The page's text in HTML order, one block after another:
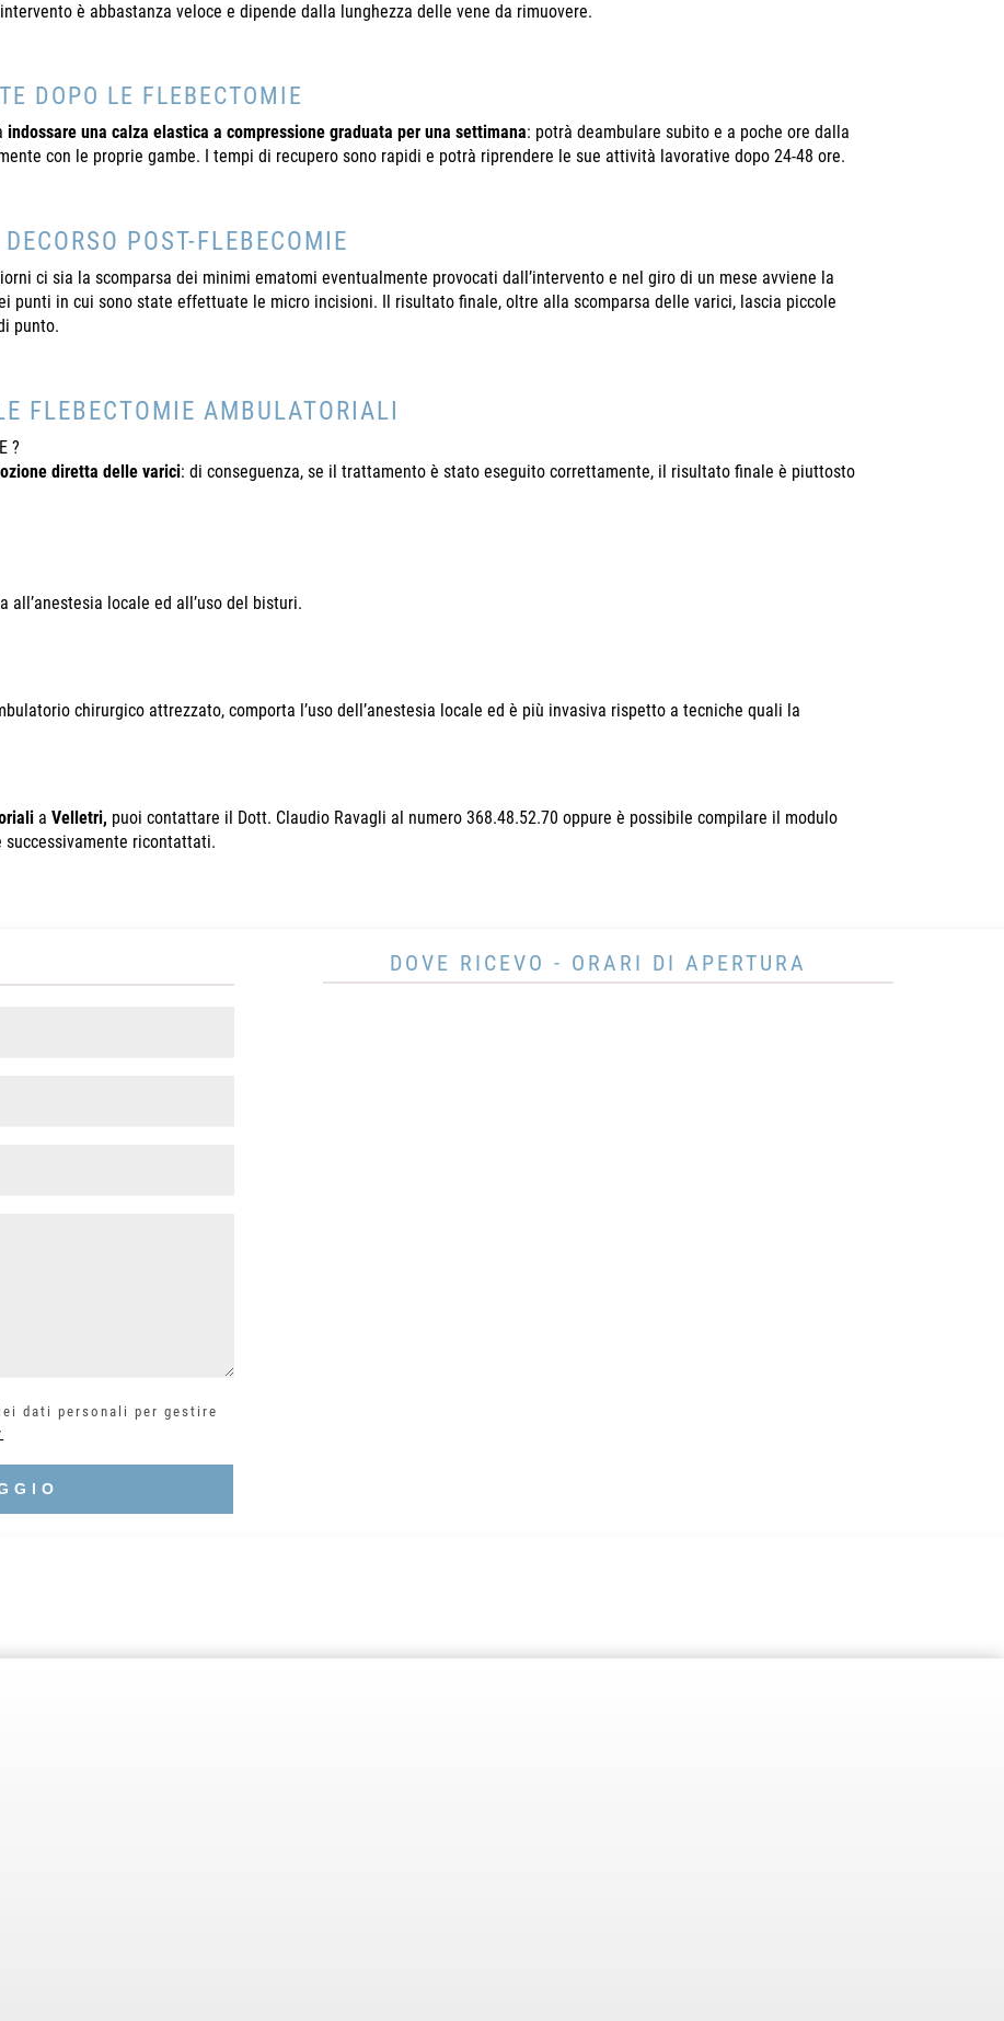
è abbastanza veloce e dipende dalla lunghezza delle vene da rimuovere.
DOPO LE FLEBECTOMIE
indossare una calza elastica a compressione graduata per una settimana: potrà deambulare subito e a poche ore dalla
con le proprie gambe. I tempi di recupero sono rapidi e potrà riprendere le sue attività lavorative dopo 24-48 ore.
POST-FLEBECOMIE
ci sia la scomparsa dei minimi ematomi eventualmente provocati dall’intervento e nel giro di un mese avviene la
punti in cui sono state effettuate le micro incisioni. Il risultato finale, oltre alla scomparsa delle varici, lascia piccole
punto.
FLEBECTOMIE AMBULATORIALI
?
diretta delle varici: di conseguenza, se il trattamento è stato eseguito correttamente, il risultato finale è piuttosto
all’anestesia locale ed all’uso del bisturi.
chirurgico attrezzato, comporta l’uso dell’anestesia locale ed è più invasiva rispetto a tecniche quali la
aVelletri, puoi contattare il Dott. Claudio Ravagli al numero 368.48.52.70 oppure è possibile compilare il modulo
ricontattati.
dati personali per gestire
DOVE RICEVO - ORARI DI APERTURA